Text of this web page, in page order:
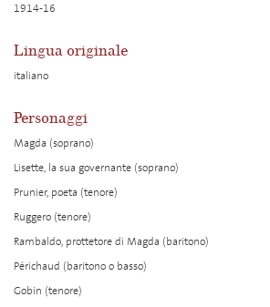
1914-16
Lingua originale
italiano
Personaggi
Magda (soprano)
Lisette, la sua governante (soprano)
Prunier, poeta (tenore)
Ruggero (tenore)
Rambaldo, prottetore di Magda (baritono)
Périchaud (baritono o basso)
Gobin (tenore)